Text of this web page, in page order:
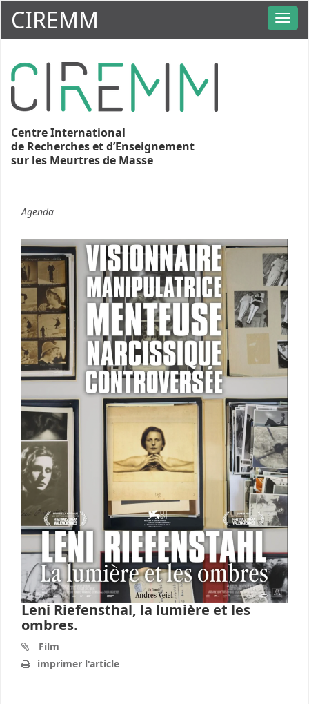
CIREMM
Centre International
de Recherches et d’Enseignement
sur les Meurtres de Masse
Agenda
Leni Riefensthal, la lumière et les
ombres.
Film
imprimer l'article